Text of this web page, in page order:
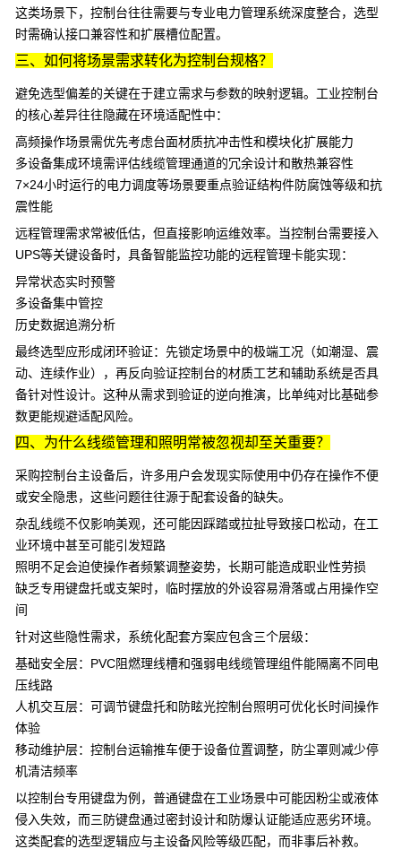
这类场景下，控制台往往需要与专业电力管理系统深度整合，选型
时需确认接口兼容性和扩展槽位配置。
三、如何将场景需求转化为控制台规格？
避免选型偏差的关键在于建立需求与参数的映射逻辑。 工业控制台
的核心差异往往隐藏在环境适配性中：
高频操作场景需优先考虑台面材质抗冲击性和模块化扩展能力
多设备集成环境需评估线缆管理通道的冗余设计和散热兼容性
7×24小时运行的电力调度等场景要重点验证结构件防腐蚀等级和抗
震性能
远程管理需求常被低估，但直接影响运维效率。当控制台需要接入
UPS等关键设备时，具备智能监控功能的远程管理卡能实现：
异常状态实时预警
多设备集中管控
历史数据追溯分析
最终选型应形成闭环验证：先锁定场景中的极端工况（如潮湿、震
动、连续作业），再反向验证控制台的材质工艺和辅助系统是否具
备针对性设计。这种从需求到验证的逆向推演，比单纯对比基础参
数更能规避适配风险。
四、为什么线缆管理和照明常被忽视却至关重要？
采购控制台主设备后，许多用户会发现实际使用中仍存在操作不便
或安全隐患，这些问题往往源于配套设备的缺失。
杂乱线缆不仅影响美观，还可能因踩踏或拉扯导致接口松动，在工
业环境中甚至可能引发短路
照明不足会迫使操作者频繁调整姿势，长期可能造成职业性劳损
缺乏专用键盘托或支架时，临时摆放的外设容易滑落或占用操作空
间
针对这些隐性需求，系统化配套方案应包含三个层级：
基础安全层： PVC阻燃理线槽和强弱电线缆管理组件能隔离不同电
压线路
人机交互层： 可调节键盘托和防眩光控制台照明可优化长时间操作
体验
移动维护层： 控制台运输推车便于设备位置调整，防尘罩则减少停
机清洁频率
以控制台专用键盘为例，普通键盘在工业场景中可能因粉尘或液体
侵入失效，而三防键盘通过密封设计和防爆认证能适应恶劣环境。
这类配套的选型逻辑应与主设备风险等级匹配，而非事后补救。